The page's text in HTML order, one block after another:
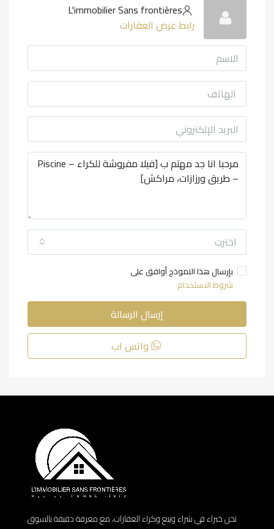
L'immobilier Sans frontières
رابط عرض العقارات
اخترت
بإرسال هذا النموذج أوافق على
شروط الاستخدام
إرسال الرسالة
واتس اب
نحن خبراء في شراء وبيع وكراء العقارات، مع معرفة دقيقة بالسوق